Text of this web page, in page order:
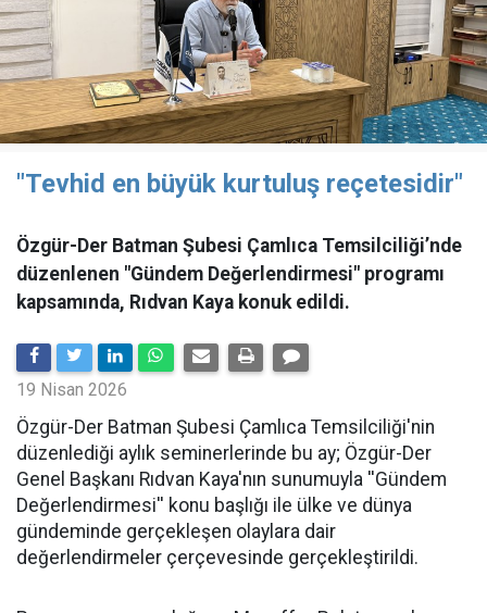
"Tevhid en büyük kurtuluş reçetesidir"
Özgür-Der Batman Şubesi Çamlıca Temsilciliği’nde
düzenlenen "Gündem Değerlendirmesi" programı
kapsamında, Rıdvan Kaya konuk edildi.
19 Nisan 2026
​Özgür-Der Batman Şubesi Çamlıca Temsilciliği'nin
düzenlediği aylık seminerlerinde bu ay; Özgür-Der
Genel Başkanı Rıdvan Kaya'nın sunumuyla ''Gündem
Değerlendirmesi'' konu başlığı ile ülke ve dünya
gündeminde gerçekleşen olaylara dair
değerlendirmeler çerçevesinde gerçekleştirildi.